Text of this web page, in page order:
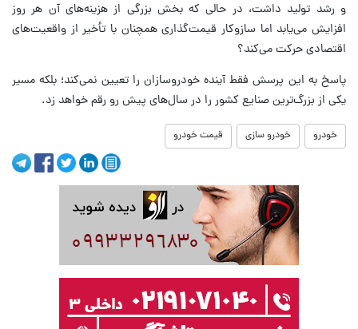
و رشد تولید داشت، در حالی که بخش بزرگی از هزینه‌های آن هر روز
افزایش می‌یابد اما سازوکار قیمت‌گذاری همچنان با تأخیر از واقعیت‌های
اقتصادی حرکت می‌کند؟
پاسخ به این پرسش فقط آینده خودروسازان را تعیین نمی‌کند؛ بلکه مسیر
یکی از بزرگ‌ترین صنایع کشور را در سال‌های پیش رو رقم خواهد زد.
خودرو خودرو سازی قیمت خودرو